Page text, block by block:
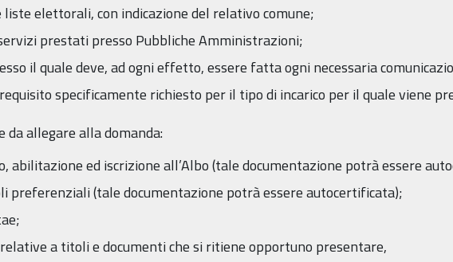
liste elettorali, con indicazione del relativo comune;
prestati presso Pubbliche Amministrazioni;
il quale deve, ad ogni effetto, essere fatta ogni necessaria
specificamente richiesto per il tipo di incarico per il quale viene
da allegare alla domanda:
abilitazione ed iscrizione all’Albo (tale documentazione potrà essere
preferenziali (tale documentazione potrà essere autocertificata);
a titoli e documenti che si ritiene opportuno presentare,